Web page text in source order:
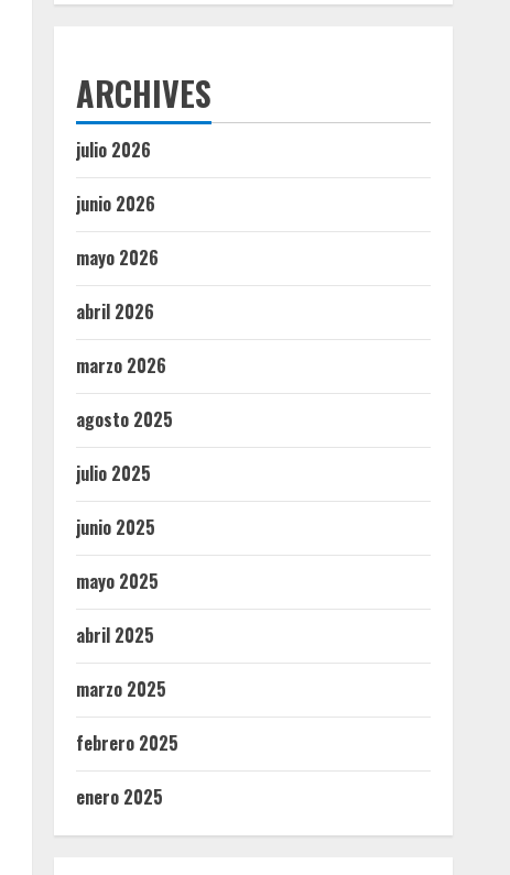
ARCHIVES
julio 2026
junio 2026
mayo 2026
abril 2026
marzo 2026
agosto 2025
julio 2025
junio 2025
mayo 2025
abril 2025
marzo 2025
febrero 2025
enero 2025